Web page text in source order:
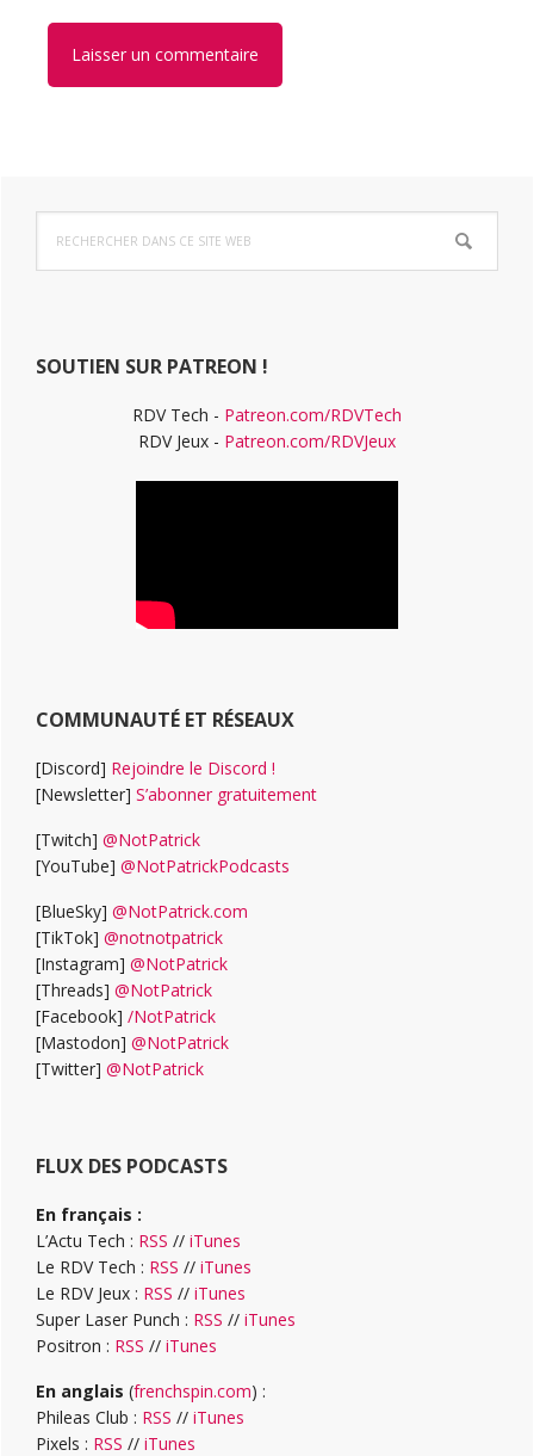
Barre
latérale
dans
ce
SOUTIEN SUR PATREON !
RDV Tech - Patreon.com/RDVTech
RDV Jeux - Patreon.com/RDVJeux
COMMUNAUTÉ ET RÉSEAUX
[Discord] Rejoindre le Discord !
[Newsletter] S’abonner gratuitement
[Twitch] @NotPatrick
[YouTube] @NotPatrickPodcasts
[BlueSky] @NotPatrick.com
[TikTok] @notnotpatrick
[Instagram] @NotPatrick
[Threads] @NotPatrick
[Facebook] /NotPatrick
[Mastodon] @NotPatrick
[Twitter] @NotPatrick
FLUX DES PODCASTS
En français :
L’Actu Tech : RSS // iTunes
Le RDV Tech : RSS // iTunes
Le RDV Jeux : RSS // iTunes
Super Laser Punch : RSS // iTunes
Positron : RSS // iTunes
En anglais (frenchspin.com) :
Phileas Club : RSS // iTunes
Pixels : RSS // iTunes